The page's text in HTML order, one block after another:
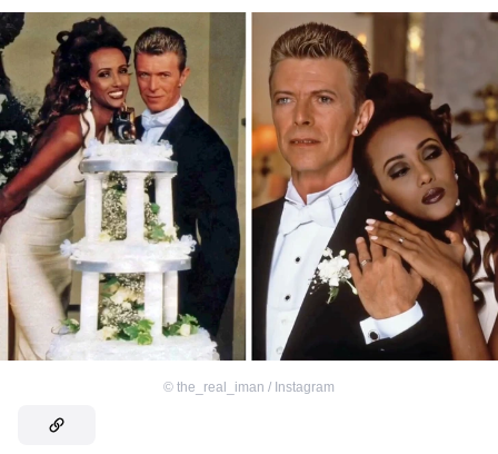
© the_real_iman / Instagram